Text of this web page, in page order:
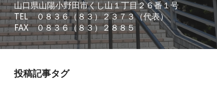
山口県山陽小野田市くし山１丁目２６番１号
TEL ０８３６（８３）２３７３（代表）
FAX ０８３６（８３）２８８５
投稿記事タグ